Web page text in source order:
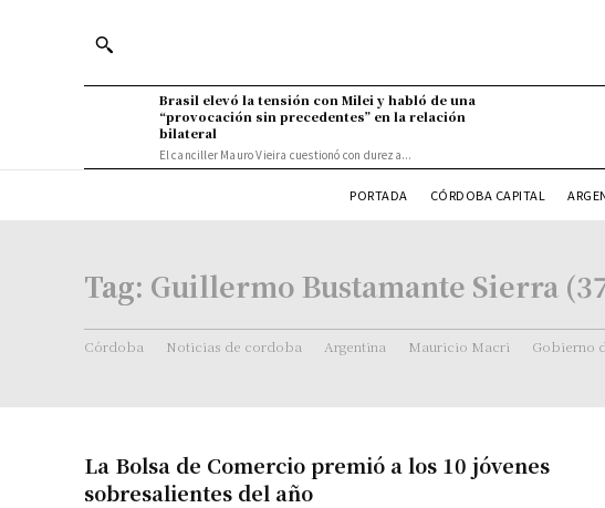
Brasil elevó la tensión con Milei y habló de una
“provocación sin precedentes” en la relación
bilateral
El canciller Mauro Vieira cuestionó con dureza...
PORTADA CÓRDOBA CAPITAL
Tag: Guillermo Bustamante Sierra
Córdoba Noticias de cordoba Argentina Mauricio Macri Gobierno
La Bolsa de Comercio premió a los 10 jóvenes
sobresalientes del año